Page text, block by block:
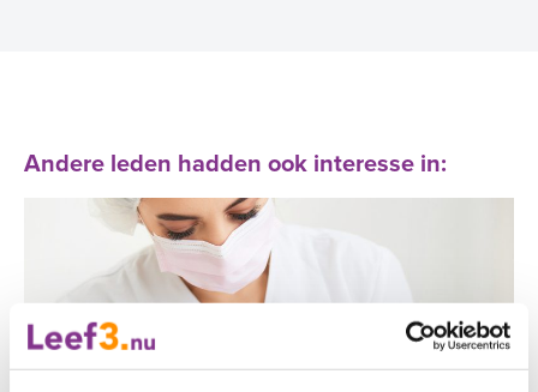
Andere leden hadden ook interesse in: